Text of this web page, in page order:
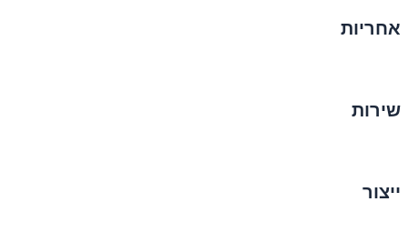
אחריות
שירות
ייצור